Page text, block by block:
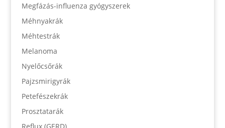
Megfázás-influenza gyógyszerek
Méhnyakrák
Méhtestrák
Melanoma
Nyelőcsőrák
Pajzsmirigyrák
Petefészekrák
Prosztatarák